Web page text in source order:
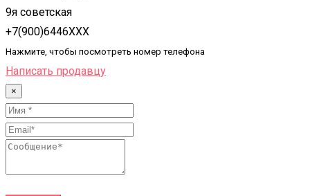
9я советская
+7(900)6446XXX
Нажмите, чтобы посмотреть номер телефона
Написать продавцу
×